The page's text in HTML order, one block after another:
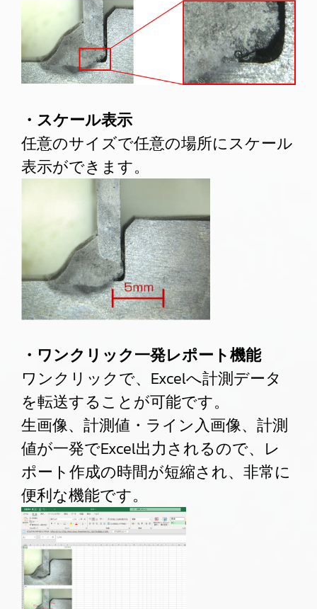
・スケール表示
任意のサイズで任意の場所にスケール
表示ができます。
・ワンクリック一発レポート機能
ワンクリックで、Excelへ計測データ
を転送することが可能です。
生画像、計測値・ライン入画像、計測
値が一発でExcel出力されるので、レ
ポート作成の時間が短縮され、非常に
便利な機能です。